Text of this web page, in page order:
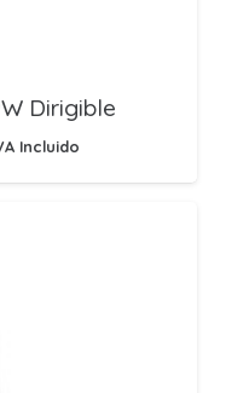
Dirigible
Incluido